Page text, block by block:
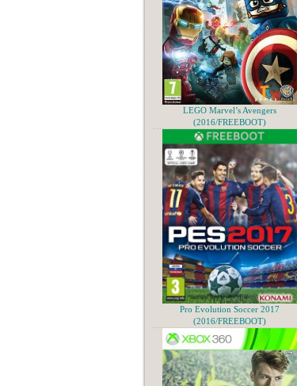
LEGO Marvel’s Avengers
(2016/FREEBOOT)
Pro Evolution Soccer 2017
(2016/FREEBOOT)